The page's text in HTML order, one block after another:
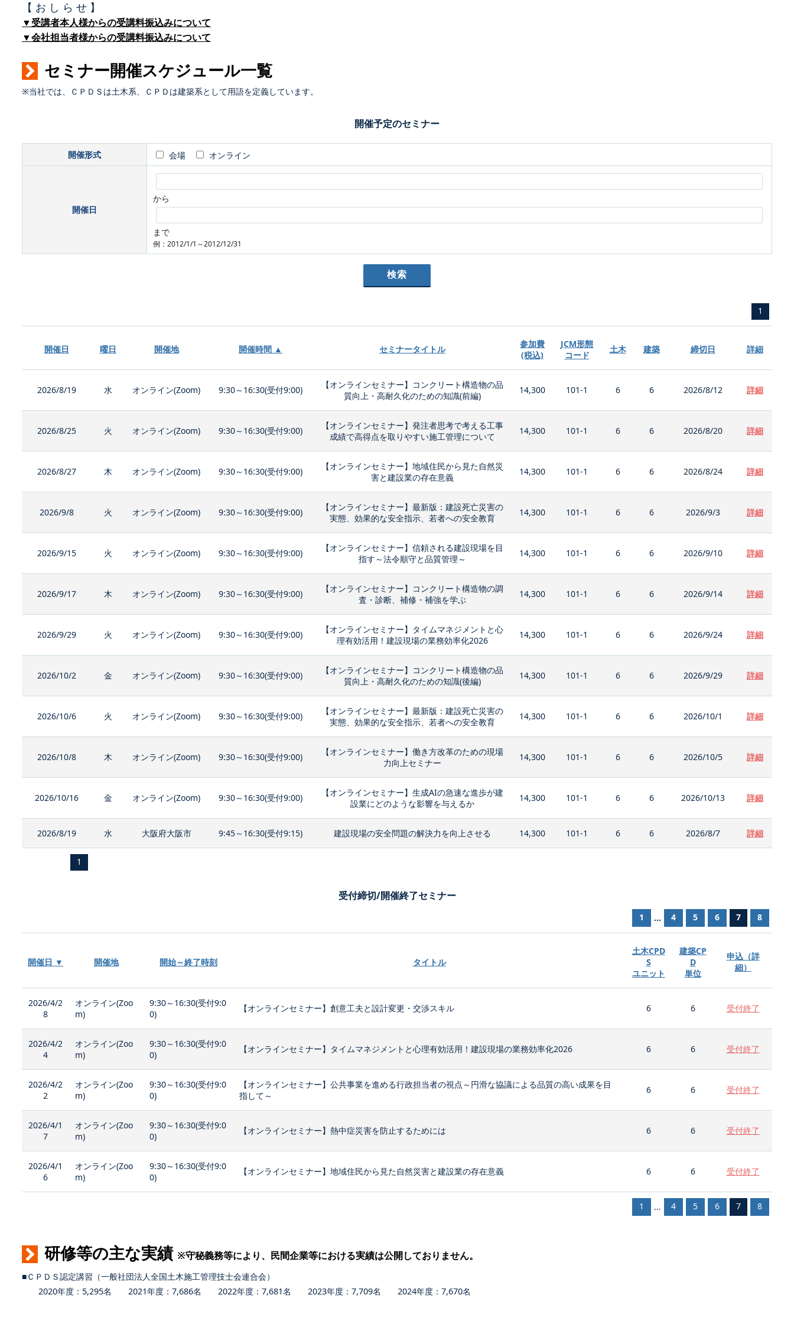
【 お し ら せ 】
▼受講者本人様からの受講料振込みについて
▼会社担当者様からの受講料振込みについて
セミナー開催スケジュール一覧
※当社では、ＣＰＤＳは土木系、ＣＰＤは建築系として用語を定義しています。
開催予定のセミナー
開催形式 会場 オンライン
開催日
から
まで
例：2012/1/1～2012/12/31
1
開催日 曜日 開催地 開催時間 ▲ セミナータイトル
参加費
(税込)
JCM形態
コード
土木 建築 締切日 詳細
2026/8/19 水 オンライン(Zoom) 9:30～16:30(受付9:00)
【オンラインセミナー】コンクリート構造物の品
質向上・高耐久化のための知識(前編)
14,300 101-1 6 6 2026/8/12 詳細
2026/8/25 火 オンライン(Zoom) 9:30～16:30(受付9:00)
【オンラインセミナー】発注者思考で考える工事
成績で高得点を取りやすい施工管理について
14,300 101-1 6 6 2026/8/20 詳細
2026/8/27 木 オンライン(Zoom) 9:30～16:30(受付9:00)
【オンラインセミナー】地域住民から見た自然災
害と建設業の存在意義
14,300 101-1 6 6 2026/8/24 詳細
2026/9/8 火 オンライン(Zoom) 9:30～16:30(受付9:00)
【オンラインセミナー】最新版：建設死亡災害の
実態、効果的な安全指示、若者への安全教育
14,300 101-1 6 6 2026/9/3 詳細
2026/9/15 火 オンライン(Zoom) 9:30～16:30(受付9:00)
【オンラインセミナー】信頼される建設現場を目
指す～法令順守と品質管理～
14,300 101-1 6 6 2026/9/10 詳細
2026/9/17 木 オンライン(Zoom) 9:30～16:30(受付9:00)
【オンラインセミナー】コンクリート構造物の調
査・診断、補修・補強を学ぶ
14,300 101-1 6 6 2026/9/14 詳細
2026/9/29 火 オンライン(Zoom) 9:30～16:30(受付9:00)
【オンラインセミナー】タイムマネジメントと心
理有効活用！建設現場の業務効率化2026
14,300 101-1 6 6 2026/9/24 詳細
2026/10/2 金 オンライン(Zoom) 9:30～16:30(受付9:00)
【オンラインセミナー】コンクリート構造物の品
質向上・高耐久化のための知識(後編)
14,300 101-1 6 6 2026/9/29 詳細
2026/10/6 火 オンライン(Zoom) 9:30～16:30(受付9:00)
【オンラインセミナー】最新版：建設死亡災害の
実態、効果的な安全指示、若者への安全教育
14,300 101-1 6 6 2026/10/1 詳細
2026/10/8 木 オンライン(Zoom) 9:30～16:30(受付9:00)
【オンラインセミナー】働き方改革のための現場
力向上セミナー
14,300 101-1 6 6 2026/10/5 詳細
2026/10/16 金 オンライン(Zoom) 9:30～16:30(受付9:00)
【オンラインセミナー】生成AIの急速な進歩が建
設業にどのような影響を与えるか
14,300 101-1 6 6 2026/10/13 詳細
2026/8/19 水 大阪府大阪市 9:45～16:30(受付9:15) 建設現場の安全問題の解決力を向上させる 14,300 101-1 6 6 2026/8/7 詳細
1
受付締切/開催終了セミナー
1 ... 4 5 6 7 8
開催日 ▼ 開催地 開始～終了時刻 タイトル
土木CPD
S
ユニット
建築CP
D
単位
申込（詳
細）
2026/4/2
8
オンライン(Zoo
m)
9:30～16:30(受付9:0
0)
【オンラインセミナー】創意工夫と設計変更・交渉スキル 6 6 受付終了
2026/4/2
4
オンライン(Zoo
m)
9:30～16:30(受付9:0
0)
【オンラインセミナー】タイムマネジメントと心理有効活用！建設現場の業務効率化2026 6 6 受付終了
2026/4/2
2
オンライン(Zoo
m)
9:30～16:30(受付9:0
0)
【オンラインセミナー】公共事業を進める行政担当者の視点～円滑な協議による品質の高い成果を目
指して～
6 6 受付終了
2026/4/1
7
オンライン(Zoo
m)
9:30～16:30(受付9:0
0)
【オンラインセミナー】熱中症災害を防止するためには 6 6 受付終了
2026/4/1
6
オンライン(Zoo
m)
9:30～16:30(受付9:0
0)
【オンラインセミナー】地域住民から見た自然災害と建設業の存在意義 6 6 受付終了
1 ... 4 5 6 7 8
研修等の主な実績 ※守秘義務等により、民間企業等における実績は公開しておりません。
■ＣＰＤＳ認定講習（一般社団法人全国土木施工管理技士会連合会）
2020年度：5,295名 2021年度：7,686名 2022年度：7,681名 2023年度：7,709名 2024年度：7,670名